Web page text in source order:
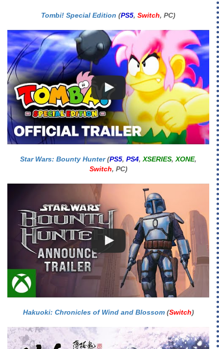
Tombi! Special Edition (PS5, Switch, PC)
Star Wars: Bounty Hunter(PS5, PS4, XSERIES, XONE,
Switch, PC)
Hakuoki: Chronicles of Wind and Blossom(Switch)